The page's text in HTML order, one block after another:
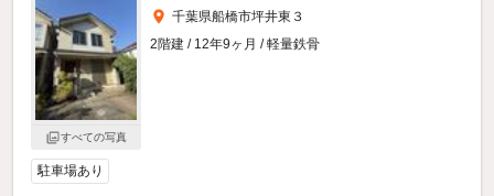
すべての写真
千葉県船橋市坪井東３
2階建 / 12年9ヶ月 / 軽量鉄骨
駐車場あり